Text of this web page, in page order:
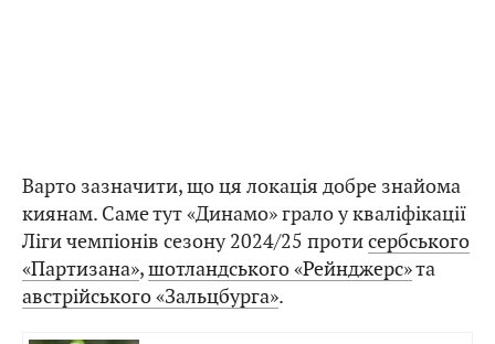
Варто зазначити, що ця локація добре знайома
киянам. Саме тут «Динамо» грало у кваліфікації
Ліги чемпіонів сезону 2024/25 протисербського
«Партизана»,шотландського «Рейнджерс»та
австрійського «Зальцбурга».